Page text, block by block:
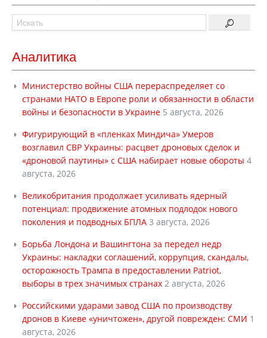
Аналитика
Министерство войны США перераспределяет со
странами НАТО в Европе роли и обязанности в области
войны и безопасности в Украине 5 августа, 2026
Фигурирующий в «пленках Миндича» Умеров
возглавил СВР Украины: расцвет дроновых сделок и
«дроновой паутины» с США набирает новые обороты 4
августа, 2026
Великобритания продолжает усиливать ядерный
потенциал: продвижение атомных подлодок нового
поколения и подводных БПЛА 3 августа, 2026
Борьба Лондона и Вашингтона за передел недр
Украины: накладки соглашений, коррупция, скандалы,
осторожность Трампа в предоставлении Patriot,
выборы в трех значимых странах 2 августа, 2026
Российскими ударами завод США по производству
дронов в Киеве «уничтожен», другой поврежден: СМИ 1
августа, 2026